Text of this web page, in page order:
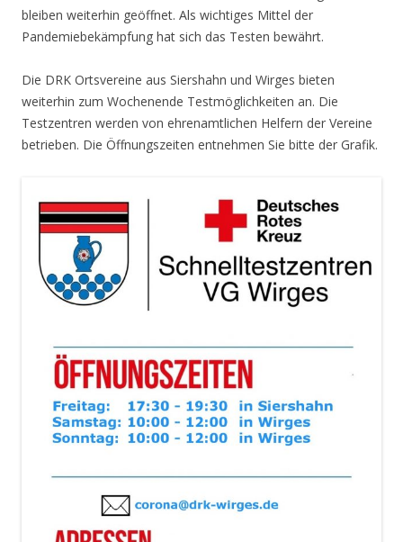
bleiben weiterhin geöffnet. Als wichtiges Mittel der
Pandemiebekämpfung hat sich das Testen bewährt.
Die DRK Ortsvereine aus Siershahn und Wirges bieten
weiterhin zum Wochenende Testmöglichkeiten an. Die
Testzentren werden von ehrenamtlichen Helfern der Vereine
betrieben. Die Öffnungszeiten entnehmen Sie bitte der Grafik.